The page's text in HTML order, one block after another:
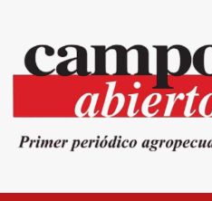
content